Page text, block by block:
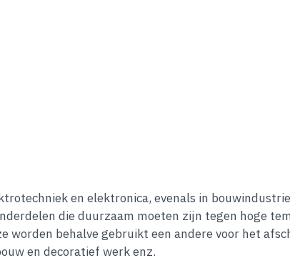
en elektronica, evenals in
die duurzaam moeten zijn tegen hoge
behalve gebruikt een andere voor het
en decoratief werk enz.